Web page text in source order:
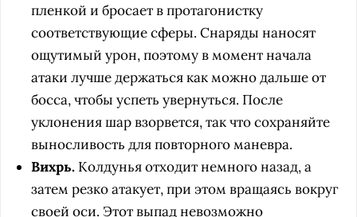
пленкой и бросает в протагонистку
соответствующие сферы. Снаряды наносят
ощутимый урон, поэтому в момент начала
атаки лучше держаться как можно дальше от
босса, чтобы успеть увернуться. После
уклонения шар взорвется, так что сохраняйте
выносливость для повторного маневра.
Вихрь. Колдунья отходит немного назад, а
затем резко атакует, при этом вращаясь вокруг
своей оси. Этот выпад невозможно